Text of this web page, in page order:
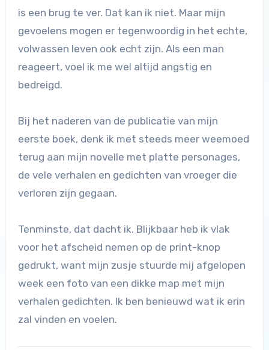
is een brug te ver. Dat kan ik niet. Maar mijn
gevoelens mogen er tegenwoordig in het echte,
volwassen leven ook echt zijn. Als een man
reageert, voel ik me wel altijd angstig en
bedreigd.
Bij het naderen van de publicatie van mijn
eerste boek, denk ik met steeds meer weemoed
terug aan mijn novelle met platte personages,
de vele verhalen en gedichten van vroeger die
verloren zijn gegaan.
Tenminste, dat dacht ik. Blijkbaar heb ik vlak
voor het afscheid nemen op de print-knop
gedrukt, want mijn zusje stuurde mij afgelopen
week een foto van een dikke map met mijn
verhalen gedichten. Ik ben benieuwd wat ik erin
zal vinden en voelen.